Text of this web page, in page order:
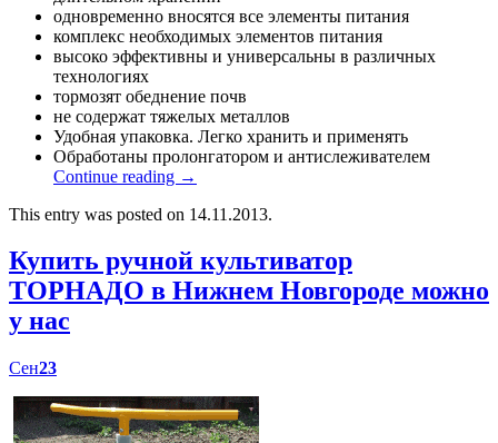
одновременно вносятся все элементы питания
комплекс необходимых элементов питания
высоко эффективны и универсальны в различных
технологиях
тормозят обеднение почв
не содержат тяжелых металлов
Удобная упаковка. Легко хранить и применять
Обработаны пролонгатором и антислеживателем
Continue reading →
This entry was posted on 14.11.2013.
Купить ручной культиватор
ТОРНАДО в Нижнем Новгороде можно
у нас
Сен23